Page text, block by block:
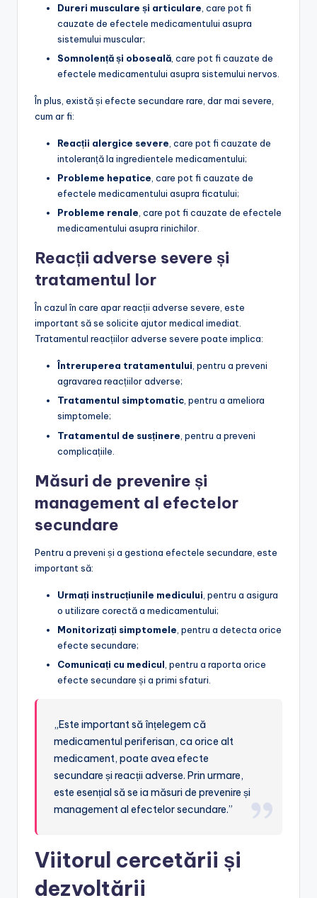
Dureri musculare și articulare , care pot fi
cauzate de efectele medicamentului asupra
sistemului muscular;
Somnolență și oboseală , care pot fi cauzate de
efectele medicamentului asupra sistemului nervos.
În plus, există și efecte secundare rare, dar mai severe,
cum ar fi:
Reacții alergice severe , care pot fi cauzate de
intoleranță la ingredientele medicamentului;
Probleme hepatice, care pot fi cauzate de
efectele medicamentului asupra ficatului;
Probleme renale, care pot fi cauzate de efectele
medicamentului asupra rinichilor.
Reacții adverse severe și
tratamentul lor
În cazul în care apar reacții adverse severe, este
important să se solicite ajutor medical imediat.
Tratamentul reacțiilor adverse severe poate implica:
Întreruperea tratamentului, pentru a preveni
agravarea reacțiilor adverse;
Tratamentul simptomatic, pentru a ameliora
simptomele;
Tratamentul de susținere , pentru a preveni
complicațiile.
Măsuri de prevenire și
management al efectelor
secundare
Pentru a preveni și a gestiona efectele secundare, este
important să:
Urmați instrucțiunile medicului , pentru a asigura
o utilizare corectă a medicamentului;
Monitorizați simptomele , pentru a detecta orice
efecte secundare;
Comunicați cu medicul , pentru a raporta orice
efecte secundare și a primi sfaturi.
„Este important să înțelegem că
medicamentul periferisan, ca orice alt
medicament, poate avea efecte
secundare și reacții adverse. Prin urmare,
este esențial să se ia măsuri de prevenire și
management al efectelor secundare.”
Viitorul cercetării și
dezvoltării